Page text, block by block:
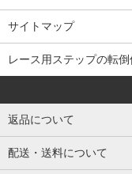
サイトマップ
レース用ステップの転
返品について
配送・送料について